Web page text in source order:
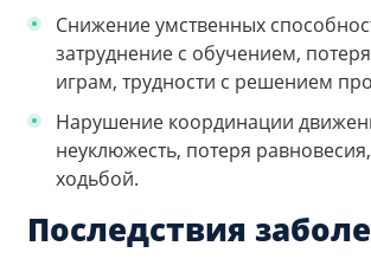
Снижение умственных
затруднение с обучением,
играм, трудности с решением
Нарушение координации
неуклюжесть, потеря
ходьбой.
Последствия